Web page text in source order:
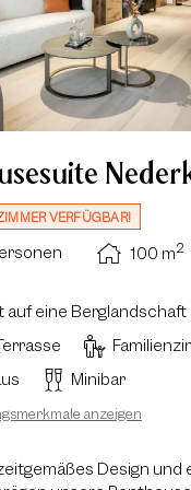
VERFÜGBAR!
100 m2
auf eine Berglandschaft
Minibar
anzeigen
Design und